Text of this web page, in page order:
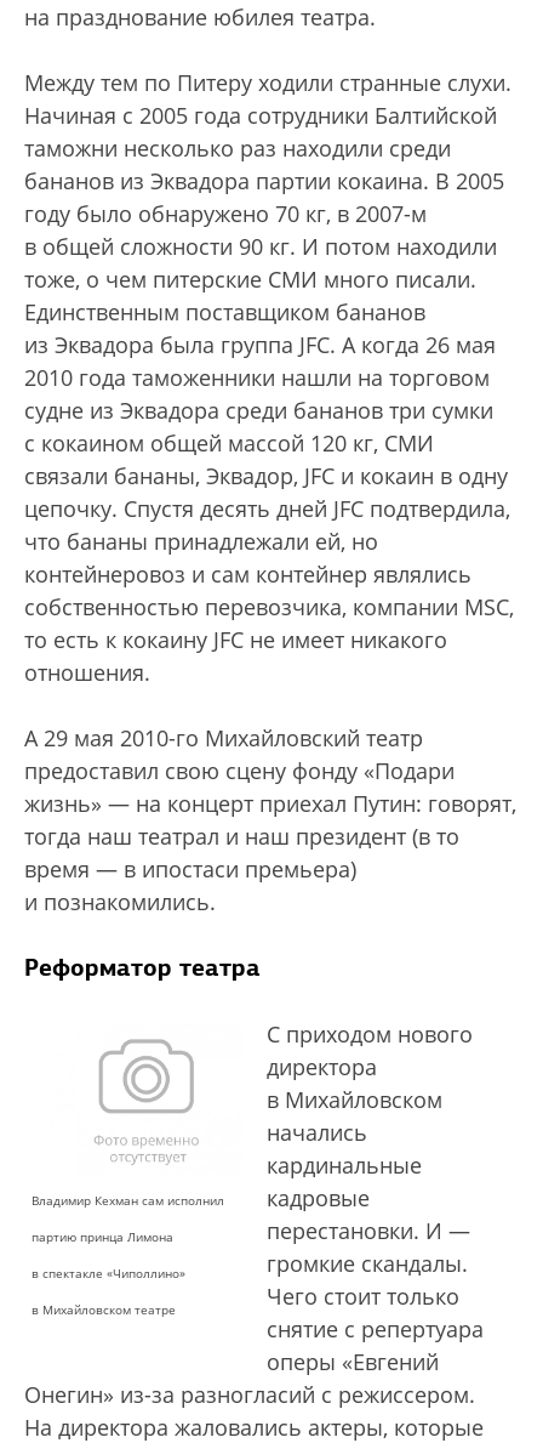
на празднование юбилея театра.
Между тем по Питеру ходили странные слухи.
Начиная с 2005 года сотрудники Балтийской
таможни несколько раз находили среди
бананов из Эквадора партии кокаина. В 2005
году было обнаружено 70 кг, в 2007-м
в общей сложности 90 кг. И потом находили
тоже, о чем питерские СМИ много писали.
Единственным поставщиком бананов
из Эквадора была группа JFC. А когда 26 мая
2010 года таможенники нашли на торговом
судне из Эквадора среди бананов три сумки
с кокаином общей массой 120 кг, СМИ
связали бананы, Эквадор, JFC и кокаин в одну
цепочку. Спустя десять дней JFC подтвердила,
что бананы принадлежали ей, но
контейнеровоз и сам контейнер являлись
собственностью перевозчика, компании MSC,
то есть к кокаину JFC не имеет никакого
отношения.
А 29 мая 2010-го Михайловский театр
предоставил свою cцену фонду «Подари
жизнь» — на концерт приехал Путин: говорят,
тогда наш театрал и наш президент (в то
время — в ипостаси премьера)
и познакомились.
Реформатор театра
Владимир Кехман сам исполнил
партию принца Лимона
в спектакле «Чиполлино»
в Михайловском театре
С приходом нового
директора
в Михайловском
начались
кардинальные
кадровые
перестановки. И —
громкие скандалы.
Чего стоит только
снятие с репертуара
оперы «Евгений
Онегин» из-за разногласий с режиссером.
На директора жаловались актеры, которые